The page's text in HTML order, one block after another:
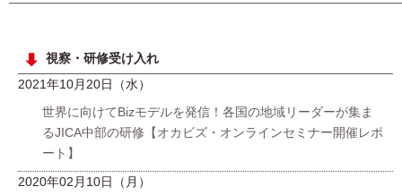
視察・研修受け入れ
2021年10月20日（水）
世界に向けてBizモデルを発信！各国の地域リーダーが集ま
るJICA中部の研修【オカビズ・オンラインセミナー開催レポ
ート】
2020年02月10日（月）